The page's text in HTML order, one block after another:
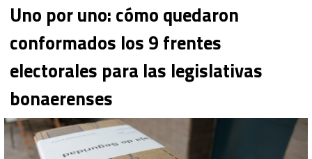
Uno por uno: cómo quedaron
conformados los 9 frentes
electorales para las legislativas
bonaerenses